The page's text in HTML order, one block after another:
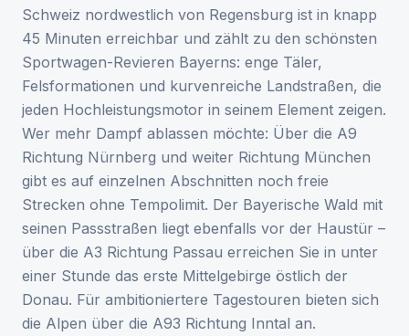
Schweiz nordwestlich von Regensburg ist in knapp
45 Minuten erreichbar und zählt zu den schönsten
Sportwagen-Revieren Bayerns: enge Täler,
Felsformationen und kurvenreiche Landstraßen, die
jeden Hochleistungsmotor in seinem Element zeigen.
Wer mehr Dampf ablassen möchte: Über die A9
Richtung Nürnberg und weiter Richtung München
gibt es auf einzelnen Abschnitten noch freie
Strecken ohne Tempolimit. Der Bayerische Wald mit
seinen Passstraßen liegt ebenfalls vor der Haustür –
über die A3 Richtung Passau erreichen Sie in unter
einer Stunde das erste Mittelgebirge östlich der
Donau. Für ambitioniertere Tagestouren bieten sich
die Alpen über die A93 Richtung Inntal an.